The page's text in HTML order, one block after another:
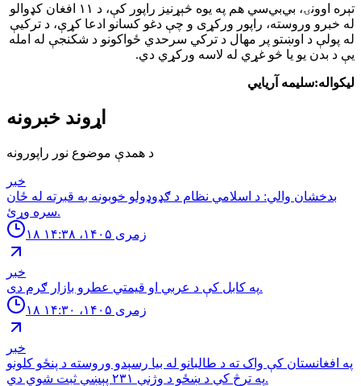
تېره اوونۍ، بي‌بي‌سي هم په یوه څېړنیز راپور کې، د ۱۱ افغان کډوالو
له خبرو وروسته، راپور ورکړی و چې دغو کسانو ادعا کړې، د ترکیې
له پولې د اوښتو پر مهال د ترکي سرحدي ځواکونو د شکنجې له امله
یې د بدن یو یا څو غړي له لاسه ورکړي دي.
لیکواله:سلیمه آریایي
اړوند خبرونه
د همدې موضوع نور راپورونه
خبر
بدخشان والي: د اسلامي نظام د ګډوډولو خوبونه به قبرته له ځان
سره وړئ.
۱۸ زمری ۱۴۰۵، ۱۴:۳۸
خبر
په كابل كې د عربي او قيمتي عطرو بازار ګرم دى.
۱۸ زمری ۱۴۰۵، ۱۴:۳۰
خبر
په افغانستان کې واک ته د طالبانو له بیا رسېدو وروسته د پنځو کلونو
په ترڅ کې د ښځو د وژنې ۲۳۱ پېښې ثبت شوي دي.